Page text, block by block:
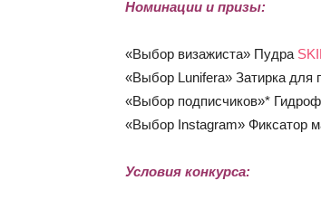
Номинации и призы:
«Выбор визажиста» Пудра
«Выбор Lunifera» Затирка для
«Выбор подписчиков»*
«Выбор Instagram» Фиксатор
Условия конкурса: